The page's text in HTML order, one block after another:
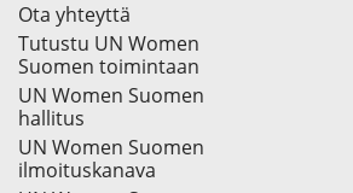
Ota yhteyttä
Tutustu UN Women
Suomen toimintaan
UN Women Suomen
hallitus
UN Women Suomen
ilmoituskanava